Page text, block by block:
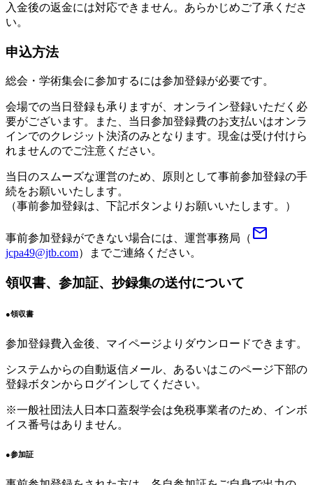
入金後の返金には対応できません。あらかじめご了承くださ
い。
申込方法
総会・学術集会に参加するには参加登録が必要です。
会場での当日登録も承りますが、オンライン登録いただく必
要がございます。また、当日参加登録費のお支払いはオンラ
インでのクレジット決済のみとなります。現金は受け付けら
れませんのでご注意ください。
当日のスムーズな運営のため、原則として事前参加登録の手
続をお願いいたします。
（事前参加登録は、下記ボタンよりお願いいたします。）
事前参加登録ができない場合には、運営事務局（ mail
jcpa49@jtb.com）までご連絡ください。
領収書、参加証、抄録集の送付について
●領収書
参加登録費入金後、マイページよりダウンロードできます。
システムからの自動返信メール、あるいはこのページ下部の
登録ボタンからログインしてください。
※一般社団法人日本口蓋裂学会は免税事業者のため、インボ
イス番号はありません。
●参加証